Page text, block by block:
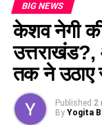
BIG NEWS
केशव नेगी की
तक ने उठाए
Published 2
By Yogita